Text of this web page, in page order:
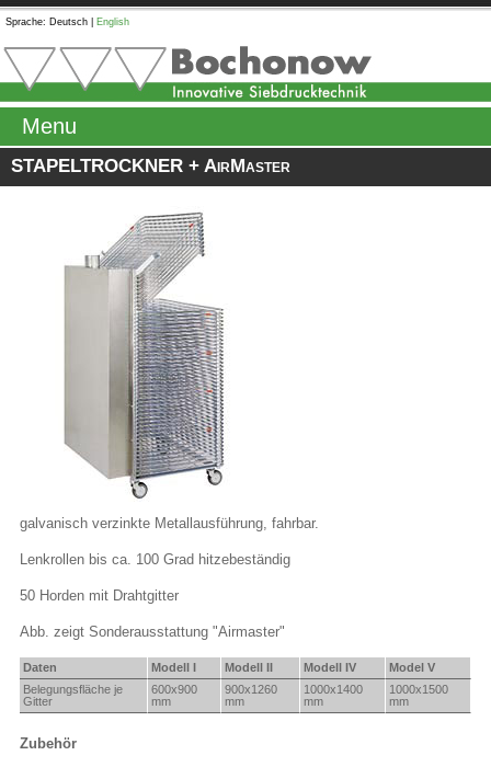
Sprache: Deutsch English
Menu
STAPELTROCKNER + AirMaster
galvanisch verzinkte Metallausführung, fahrbar.
Lenkrollen bis ca. 100 Grad hitzebeständig
50 Horden mit Drahtgitter
Abb. zeigt Sonderausstattung "Airmaster"
Daten Modell I Modell II Modell IV
Model V
Belegungsfläche je
Gitter
600x900
mm
900x1260
mm
1000x1400
mm
1000x1500
mm
Zubehör